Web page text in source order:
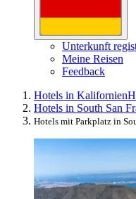
Unterkunft
Meine Reisen
Feedback
Hotels in Kalifornien
Hotels in South San
Hotels mit Parkplatz in